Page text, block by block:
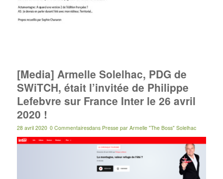
[Media] Armelle Solelhac, PDG de
SWiTCH, était l’invitée de Philippe
Lefebvre sur France Inter le 26 avril
2020 !
28 avril 2020 0 Commentairesdans Presse par Armelle "The Boss" Solelhac